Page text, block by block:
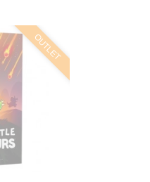
OUTLET